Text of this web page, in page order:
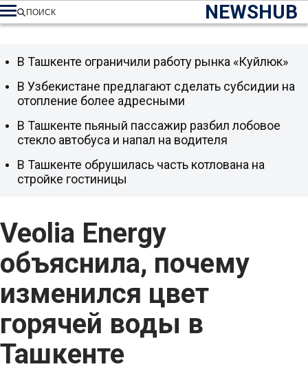
NEWSHUB
ПОИСК
Veolia Energy
объяснила, почему
изменился цвет
горячей воды в
Ташкенте
В Ташкенте ограничили работу рынка «Куйлюк»
В Узбекистане предлагают сделать субсидии на
отопление более адресными
В Ташкенте пьяный пассажир разбил лобовое
стекло автобуса и напал на водителя
В Ташкенте обрушилась часть котлована на
стройке гостиницы